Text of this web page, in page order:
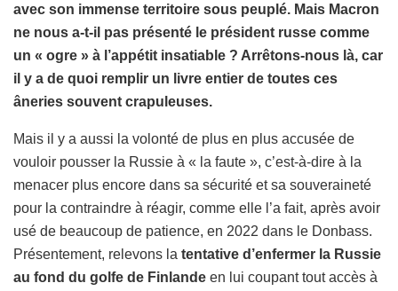
avec son immense territoire sous peuplé. Mais Macron
ne nous a-t-il pas présenté le président russe comme
un « ogre » à l’appétit insatiable ? Arrêtons-nous là, car
il y a de quoi remplir un livre entier de toutes ces
âneries souvent crapuleuses.
Mais il y a aussi la volonté de plus en plus accusée de
vouloir pousser la Russie à « la faute », c’est-à-dire à la
menacer plus encore dans sa sécurité et sa souveraineté
pour la contraindre à réagir, comme elle l’a fait, après avoir
usé de beaucoup de patience, en 2022 dans le Donbass.
Présentement, relevons la tentative d’enfermer la Russie
au fond du golfe de Finlande en lui coupant tout accès à